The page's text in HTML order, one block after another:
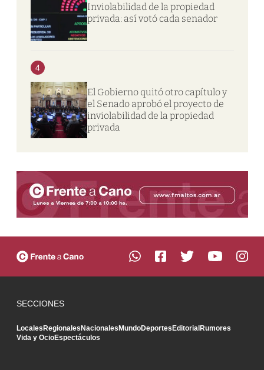
Inviolabilidad de la propiedad
privada: así votó cada senador
4
El Gobierno quitó otro capítulo y
el Senado aprobó el proyecto de
inviolabilidad de la propiedad
privada
SECCIONES
LocalesRegionalesNacionalesMundoDeportesEditorialRumores
Vida y OcioEspectáculos